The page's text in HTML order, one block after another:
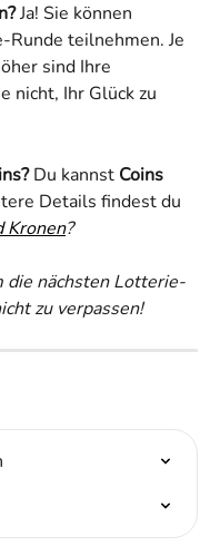
Ja! Sie können
teilnehmen. Je
sind Ihre
nicht, Ihr Glück zu
Du kannst Coins
Details findest du
Kronen?
die nächsten Lotterie-
zu verpassen!